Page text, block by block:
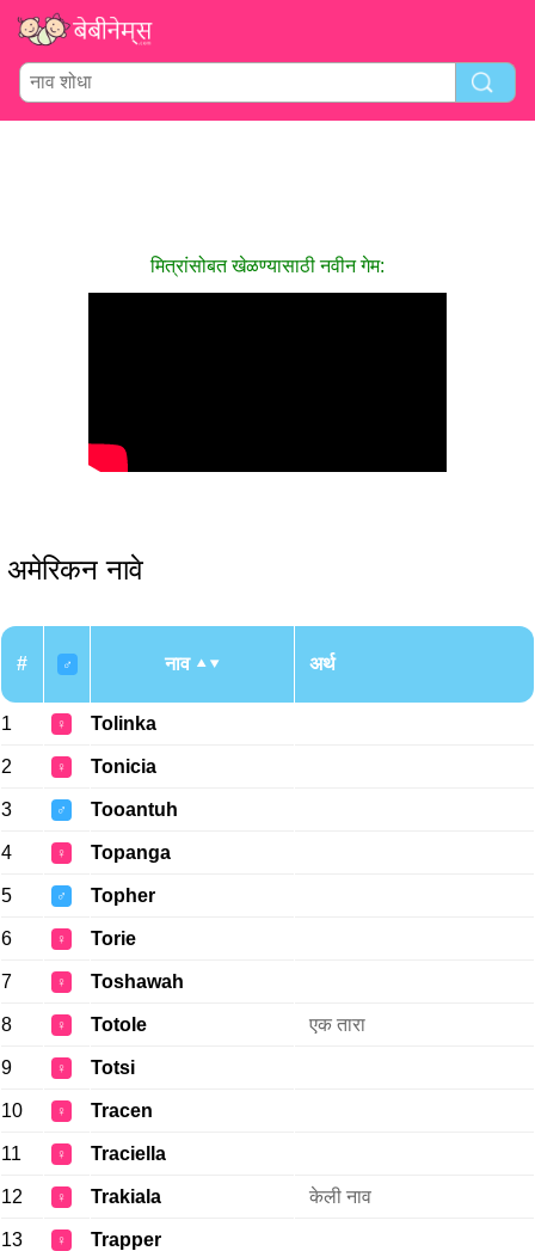
मित्रांसोबत खेळण्यासाठी नवीन गेम:
अमेरिकन नावे
# ♂ नाव अर्थ
1 ♀ Tolinka
2 ♀ Tonicia
3 ♂ Tooantuh
4 ♀ Topanga
5 ♂ Topher
6 ♀ Torie
7 ♀ Toshawah
8 ♀ Totole एक तारा
9 ♀ Totsi
10 ♀ Tracen
11 ♀ Traciella
12 ♀ Trakiala केली नाव
13 ♀ Trapper